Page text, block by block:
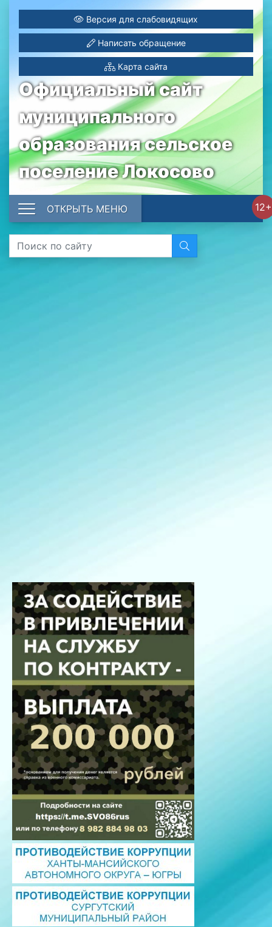
Официальный сайт
муниципального
образования сельское
поселение Локосово
Версия для слабовидящих
Написать обращение
Карта сайта
12+
ОТКРЫТЬ МЕНЮ